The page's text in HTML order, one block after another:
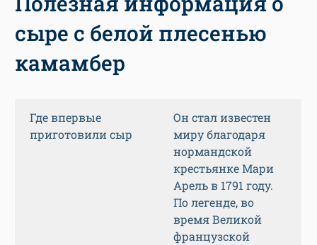
сыре с белой плесенью
камамбер
Где впервые
приготовили сыр
Он стал известен
миру благодаря
нормандской
крестьянке Мари
Арель в 1791 году.
По легенде, во
время Великой
французской